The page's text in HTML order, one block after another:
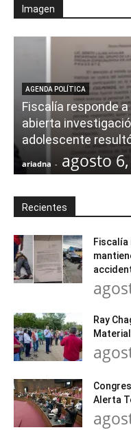
Imagen
AGENDA POLÍTICA
Fiscalía responde
abierta
adolescente
ariadna - agosto
Recientes
Ray
Alerta